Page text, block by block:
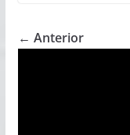
← Anterior